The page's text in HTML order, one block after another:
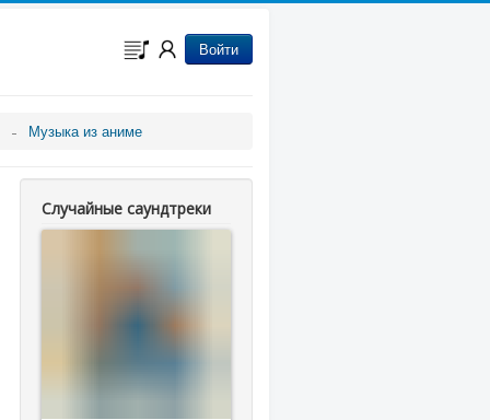
Войти
Музыка из аниме
Случайные саундтреки